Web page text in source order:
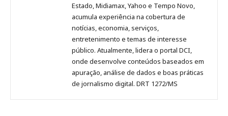
Estado, Midiamax, Yahoo e Tempo Novo,
acumula experiência na cobertura de
notícias, economia, serviços,
entretenimento e temas de interesse
público. Atualmente, lidera o portal DCI,
onde desenvolve conteúdos baseados em
apuração, análise de dados e boas práticas
de jornalismo digital. DRT 1272/MS